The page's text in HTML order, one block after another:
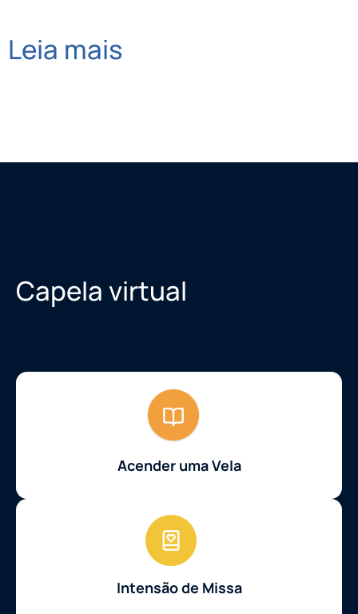
Leia mais
Capela virtual
Acender uma Vela
Intensão de Missa